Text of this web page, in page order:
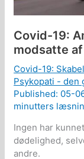
Covid-19:
modsatte
Covid-19:
Psykopati -
Published: 05-
minutters
Ingen har
dødelighed,
andre.